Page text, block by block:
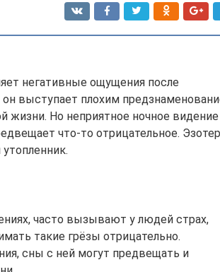
негативные ощущения после
выступает плохим
жизни. Но неприятное ночное видение
что-то отрицательное.
часто вызывают у людей страх,
такие грёзы отрицательно.
сны с ней могут предвещать и